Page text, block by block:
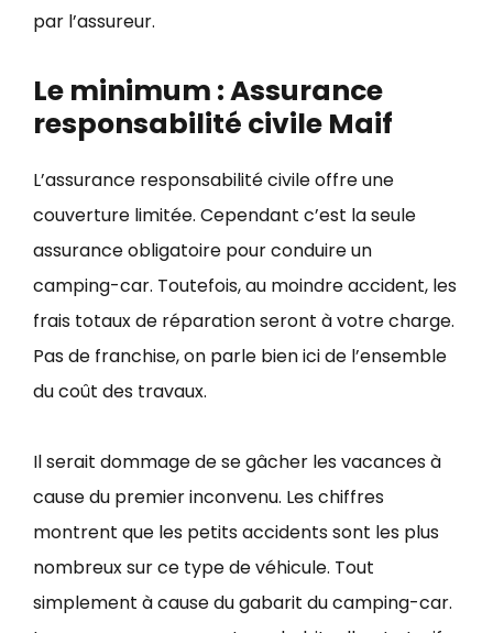
par l’assureur.
Le minimum : Assurance
responsabilité civile Maif
L’assurance responsabilité civile offre une
couverture limitée. Cependant c’est la seule
assurance obligatoire pour conduire un
camping-car. Toutefois, au moindre accident, les
frais totaux de réparation seront à votre charge.
Pas de franchise, on parle bien ici de l’ensemble
du coût des travaux.
Il serait dommage de se gâcher les vacances à
cause du premier inconvenu. Les chiffres
montrent que les petits accidents sont les plus
nombreux sur ce type de véhicule. Tout
simplement à cause du gabarit du camping-car.